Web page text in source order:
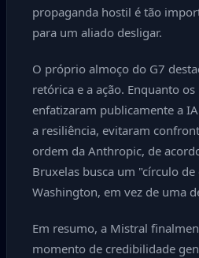
propaganda hostil é tão
para um aliado desligar.
O próprio almoço do G7
retórica e a ação. Enquanto
enfatizaram publicamente a
a resiliência, evitaram
ordem da Anthropic, de
Bruxelas busca um "círculo
Washington, em vez de uma
Em resumo, a Mistral
momento de credibilidade